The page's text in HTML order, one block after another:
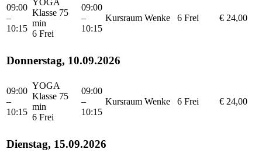
09:00
–
10:15
Klasse 75
min
6 Frei
09:00
–
10:15
Kursraum Wenke 6 Frei € 24,00
Donnerstag, 10.09.2026
09:00
–
10:15
YOGA
Klasse 75
min
6 Frei
09:00
–
10:15
Kursraum Wenke 6 Frei € 24,00
Dienstag, 15.09.2026